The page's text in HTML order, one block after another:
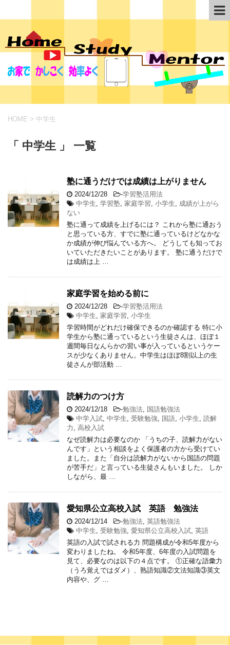
HOME > 中学生
「 中学生 」 一覧
塾に通うだけでは成績は上がりません
2024/12/28 -学習塾活用法
中学生 学習塾 家庭学習 小学生
成績が上がら
ない
塾に通って成績を上げるには？ これから塾に通おう
と思っている方、すでに塾に通っているけどなかな
か成績が伸び悩んでいる方へ。 どうしても知ってお
いていただきたいことがあります。 塾に通うだけで
は成績は上 …
家庭学習を始める前に
2024/12/28 -学習塾活用法
中学生 家庭学習 小学生
学習時間がどれだけ確保できるのか確認する 特に小
学生から塾に通っているという生徒さんは、ほぼ１
週間毎日なんらかの習い事が入っているというケー
スが少なくありません。中学生はほぼ8割以上の生
徒さんが部活動 …
読解力のつけ方
2024/12/18 -勉強法
国語勉強法
中学入試 中学生 受験勉強 国語 小学生 読解
力
高校入試
なぜ読解力は必要なのか 「うちの子、読解力がない
んです」という相談をよく保護者の方から受けてい
ました。また「自分は読解力がないから国語の問題
が苦手だ」と言っている生徒さんもいました。 しか
しながら、最 …
愛知県公立高校入試 英語 勉強法
2024/12/14 -勉強法 英語勉強法
中学生 受験勉強 愛知県公立高校入試 英語
英語の入試で試される力 問題構成が令和5年度から
変わりましたね。 令和5年度、6年度の入試問題を
見て、必要なのは以下の４点です。 ①正確な語彙力
（うろ覚えではダメ）、熟語知識②文法知識③英文
内容や、グ …